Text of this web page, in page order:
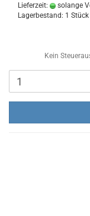
Lieferzeit:
solange
Lagerbestand: 1 Stück
Kein